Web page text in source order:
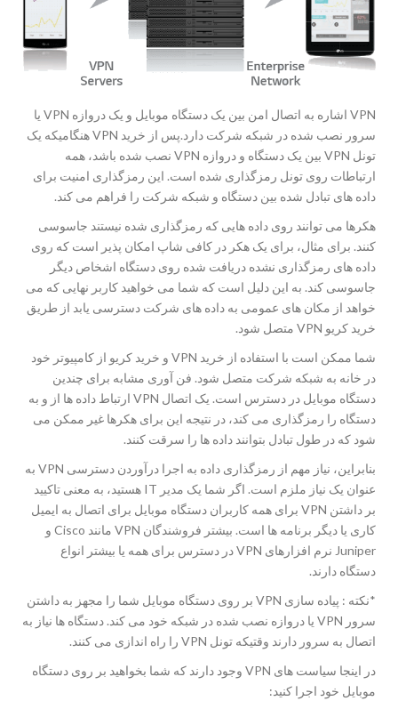
VPN اشاره به اتصال امن بین یک دستگاه موبایل و یک دروازه VPN یا
سرور نصب شده در شبکه شرکت دارد.پس از خرید VPN هنگامیکه یک
تونل VPN بین یک دستگاه و دروازه VPN نصب شده باشد، همه
ارتباطات روی تونل رمزگذاری شده است. این رمزگذاری امنیت برای
داده های تبادل شده بین دستگاه و شبکه شرکت را فراهم می کند.
هکرها می توانند روی داده هایی که رمزگذاری شده نیستند جاسوسی
کنند. برای مثال، برای یک هکر در کافی شاپ امکان پذیر است که روی
داده های رمزگذاری نشده دریافت شده روی دستگاه اشخاص دیگر
جاسوسی کند. به این دلیل است که شما می خواهید کاربر نهایی که می
خواهد از مکان های عمومی به داده های شرکت دسترسی یابد از طریق
خرید کریو VPN متصل شود.
شما ممکن است با استفاده از خرید VPN و خرید کریو از کامپیوتر خود
در خانه به شبکه شرکت متصل شود. فن آوری مشابه برای چندین
دستگاه موبایل در دسترس است. یک اتصال VPN ارتباط داده ها از و به
دستگاه را رمزگذاری می کند، در نتیجه این برای هکرها غیر ممکن می
شود که در طول تبادل بتوانند داده ها را سرقت کنند.
بنابراین، نیاز مهم از رمزگذاری داده به اجرا درآوردن دسترسی VPN به
عنوان یک نیاز ملزم است. اگر شما یک مدیر IT هستید، به معنی تاکیید
بر داشتن VPN برای همه کاربران دستگاه موبایل برای اتصال به ایمیل
کاری یا دیگر برنامه ها است. بیشتر فروشندگان VPN مانند Cisco و
Juniper نرم افزارهای VPN در دسترس برای همه یا بیشتر انواع
دستگاه دارند.
*نکته : پیاده سازی VPN بر روی دستگاه موبایل شما را مجهز به داشتن
سرور VPN یا دروازه نصب شده در شبکه خود می کند. دستگاه ها نیاز به
اتصال به سرور دارند وقتیکه تونل VPN را راه اندازی می کنند.
در اینجا سیاست های VPN وجود دارند که شما بخواهید بر روی دستگاه
موبایل خود اجرا کنید: